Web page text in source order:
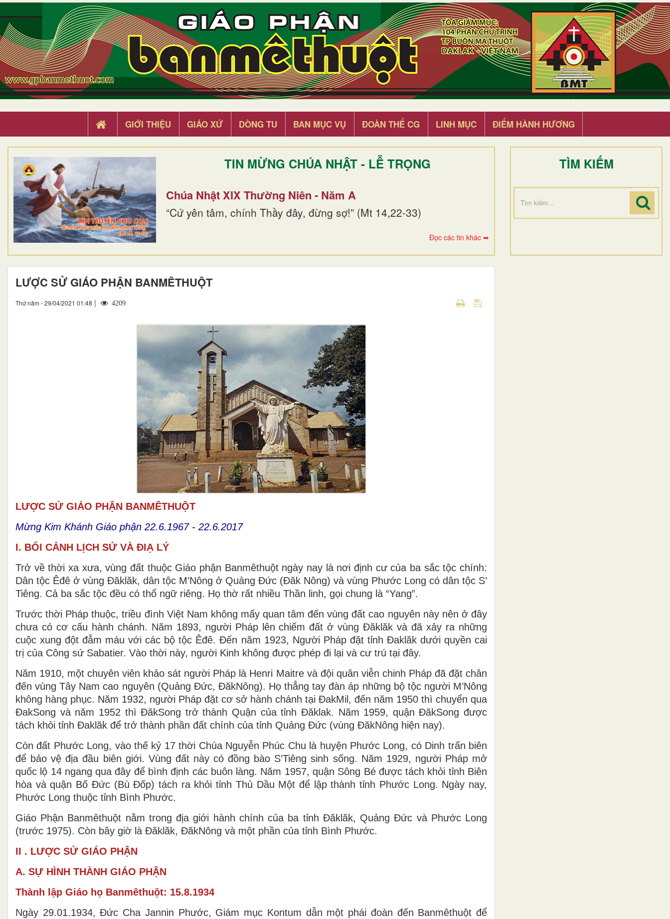
GIỚI THIỆU GIÁO XỨ DÒNG TU BAN MỤC VỤ ĐOÀN THỂ CG LINH MỤC ĐIỂM HÀNH HƯƠNG
TIN MỪNG CHÚA NHẬT - LỄ TRỌNG
Chúa Nhật XIX Thường Niên - Năm A
“Cứ yên tâm, chính Thầy đây, đừng sợ!” (Mt 14,22-33)
Đọc các tin khác ➥
TÌM KIẾM
LƯỢC SỬ GIÁO PHẬN BANMÊTHUỘT
Thứ năm - 29/04/2021 01:48 | 4209
LƯỢC SỬ GIÁO PHẬN BANMÊTHUỘT
Mừng Kim Khánh Giáo phận 22.6.1967 - 22.6.2017
I. BỐI CẢNH LỊCH SỬ VÀ ĐIẠ LÝ
Trở về thời xa xưa, vùng đất thuộc Giáo phận Banmêthuột ngày nay là nơi định cư của ba sắc tộc chính:
Dân tộc Êđê ở vùng Đăklăk, dân tộc M’Nông ở Quảng Đức (Đăk Nông) và vùng Phước Long có dân tộc S’
Tiêng. Cả ba sắc tộc đều có thổ ngữ riêng. Họ thờ rất nhiều Thần linh, gọi chung là “Yang”.
Trước thời Pháp thuộc, triều đình Việt Nam không mấy quan tâm đến vùng đất cao nguyên này nên ở đây
chưa có cơ cấu hành chánh. Năm 1893, người Pháp lên chiếm đất ở vùng Đăklăk và đã xảy ra những
cuộc xung đột đẫm máu với các bộ tộc Êđê. Đến năm 1923, Người Pháp đặt tỉnh Đaklăk dưới quyền cai
trị của Công sứ Sabatier. Vào thời này, người Kinh không được phép đi lại và cư trú tại đây.
Năm 1910, một chuyên viên khảo sát người Pháp là Henri Maitre và đội quân viễn chinh Pháp đã đặt chân
đến vùng Tây Nam cao nguyên (Quảng Đức, ĐăkNông). Họ thẳng tay đàn áp những bộ tộc người M’Nông
không hàng phục. Năm 1932, người Pháp đặt cơ sở hành chánh tại ĐakMil, đến năm 1950 thì chuyển qua
ĐakSong và năm 1952 thì ĐăkSong trở thành Quận của tỉnh Đăklak. Năm 1959, quận ĐăkSong được
tách khỏi tỉnh Đaklăk để trở thành phần đất chính của tỉnh Quảng Đức (vùng ĐăkNông hiện nay).
Còn đất Phước Long, vào thế kỷ 17 thời Chúa Nguyễn Phúc Chu là huyện Phước Long, có Dinh trấn biên
để bảo vệ địa đầu biên giới. Vùng đất này có đồng bào S’Tiêng sinh sống. Năm 1929, người Pháp mở
quốc lộ 14 ngang qua đây để bình định các buôn làng. Năm 1957, quận Sông Bé được tách khỏi tỉnh Biên
hòa và quận Bố Đức (Bù Đốp) tách ra khỏi tỉnh Thủ Dầu Một để lập thành tỉnh Phước Long. Ngày nay,
Phước Long thuộc tỉnh Bình Phước.
Giáo Phận Banmêthuột nằm trong địa giới hành chính của ba tỉnh Đăklăk, Quảng Đức và Phước Long
(trước 1975). Còn bây giờ là Đăklăk, ĐăkNông và một phần của tỉnh Bình Phước.
II . LƯỢC SỬ GIÁO PHẬN
A. SỰ HÌNH THÀNH GIÁO PHẬN
Thành lập Giáo họ Banmêthuột: 15.8.1934
Ngày 29.01.1934, Đức Cha Jannin Phước, Giám mục Kontum dẫn một phái đoàn đến Banmêthuột để